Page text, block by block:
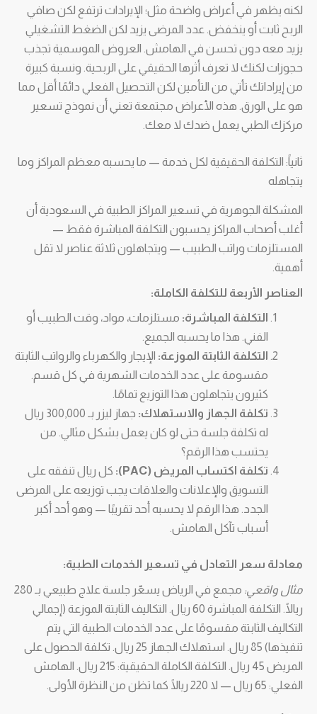
لكنه يظهر في أعراض واضحة مثل؛ الإيرادات ترتفع لكن صافي
الربح ثابت أو ينخفض. عدد المرضى يزيد لكن الضغط التشغيلي
يزيد معه دون تحسن في الهامش. العروض الموسمية تجذب
حجوزات لكنك لا تعرف أثرها الحقيقي على الربحية. ونسبة كبيرة
من إيراداتك تأتي من التأمين لكن التحصيل الفعلي دائمًا أقل مما
هو على الورق. هذه الأعراض مجتمعة تعني أن نموذج تسعير
مركزك الطبي يعمل ضدك لا معك.
ثانياً: التكلفة الحقيقية لكل خدمة — ما يحسبه معظم المراكز وما
يتجاهله
المشكلة الجوهرية في تسعير المراكز الطبية في السعودية أن
أغلب أصحاب المراكز يحسبون التكلفة المباشرة فقط —
المستلزمات وراتب الطبيب — ويتجاهلون ثلاثة عناصر لا تقل
أهمية.
العناصر الأربعة للتكلفة الكاملة:
التكلفة المباشرة: مستلزمات، مواد، وقت الطبيب أو
الفني. هذا ما يحسبه الجميع.
التكلفة الثابتة الموزعة: الإيجار والكهرباء والرواتب الثابتة
مقسومة على عدد الخدمات الشهرية في كل قسم.
كثيرون يتجاهلون هذا التوزيع تمامًا.
تكلفة الجهاز والاستهلاك:
جهاز ليزر بـ 300,000 ريال
له تكلفة جلسة حتى لو كان يعمل بشكل مثالي. من
يحتسب هذا الرقم؟
تكلفة اكتساب المريض (PAC):
كل ريال تنفقه على
التسويق والإعلانات والعلاقات يجب توزيعه على المرضى
الجدد. هذا الرقم لا يحسبه أحد تقريبًا — وهو أحد أكبر
أسباب تآكل الهامش.
معادلة سعر التعادل في تسعير الخدمات الطبية:
مثال واقعي:
مجمع في الرياض يسعّر جلسة علاج طبيعي بـ 280
ريالًا. التكلفة المباشرة 60 ريال. التكاليف الثابتة الموزعة (إجمالي
التكاليف الثابتة مقسومًا على عدد الخدمات الطبية التي يتم
تنفيذها) 85 ريال. استهلاك الجهاز 25 ريال. تكلفة الحصول على
المريض 45 ريال. التكلفة الكاملة الحقيقية: 215 ريال. الهامش
الفعلي: 65 ريال — لا 220 ريالًا كما تظن من النظرة الأولى.